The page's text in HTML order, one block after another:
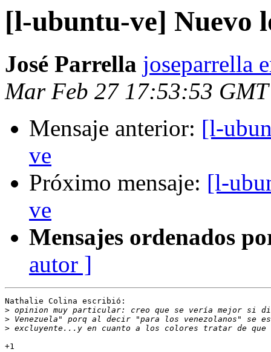
[l-ubuntu-ve] Nuevo
José Parrella joseparrella
Mar Feb 27 17:53:53
Mensaje anterior: [l-
ve
Próximo mensaje: [l-
ve
Mensajes ordenados
autor ]
Nathalie Colina escribió:
>
>
>
+1